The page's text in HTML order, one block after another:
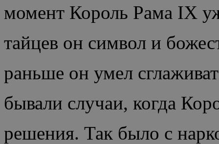
момент Король Рама IX
тайцев он символ и
раньше он умел
бывали случаи, когда
решения. Так было с